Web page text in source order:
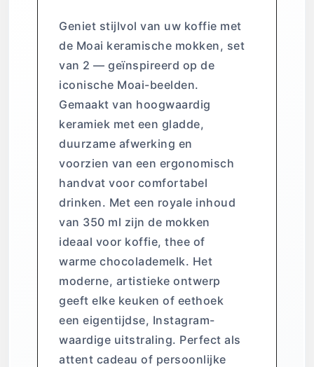
Geniet stijlvol van uw koffie met
de Moai keramische mokken, set
van 2 — geïnspireerd op de
iconische Moai-beelden.
Gemaakt van hoogwaardig
keramiek met een gladde,
duurzame afwerking en
voorzien van een ergonomisch
handvat voor comfortabel
drinken. Met een royale inhoud
van 350 ml zijn de mokken
ideaal voor koffie, thee of
warme chocolademelk. Het
moderne, artistieke ontwerp
geeft elke keuken of eethoek
een eigentijdse, Instagram-
waardige uitstraling. Perfect als
attent cadeau of persoonlijke